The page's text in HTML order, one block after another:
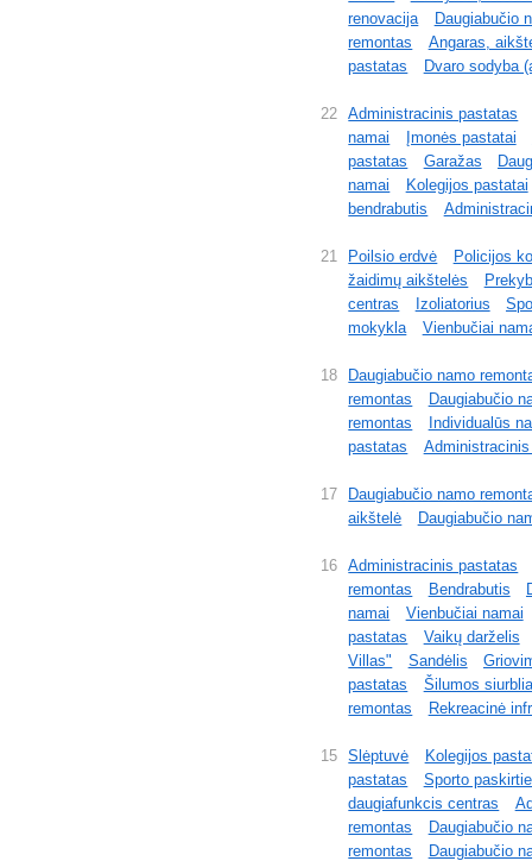
renovacija
Daugiabučio
remontas
Angaras,
pastatas
Dvaro sodyba
22
Administracinis pastatas
namai
Įmonės pastatai
pastatas
Garažas
namai
Kolegijos pastatai
bendrabutis
21 Poilsio erdvė
Policijos
žaidimų aikštelės
centras
Izoliatorius
mokykla
Vienbučiai
18
Daugiabučio namo
remontas
Daugiabučio
remontas
Individualūs
pastatas
17
Daugiabučio namo
aikštelė
Daugiabučio
16
Administracinis pastatas
remontas
Bendrabutis
namai
Vienbučiai namai
pastatas
Vaikų darželis
Villas"
Sandėlis
pastatas
Šilumos
remontas
Rekreacinė
15 Slėptuvė
Kolegijos
pastatas
Sporto
daugiafunkcis centras
remontas
Daugiabučio
remontas
Daugiabučio